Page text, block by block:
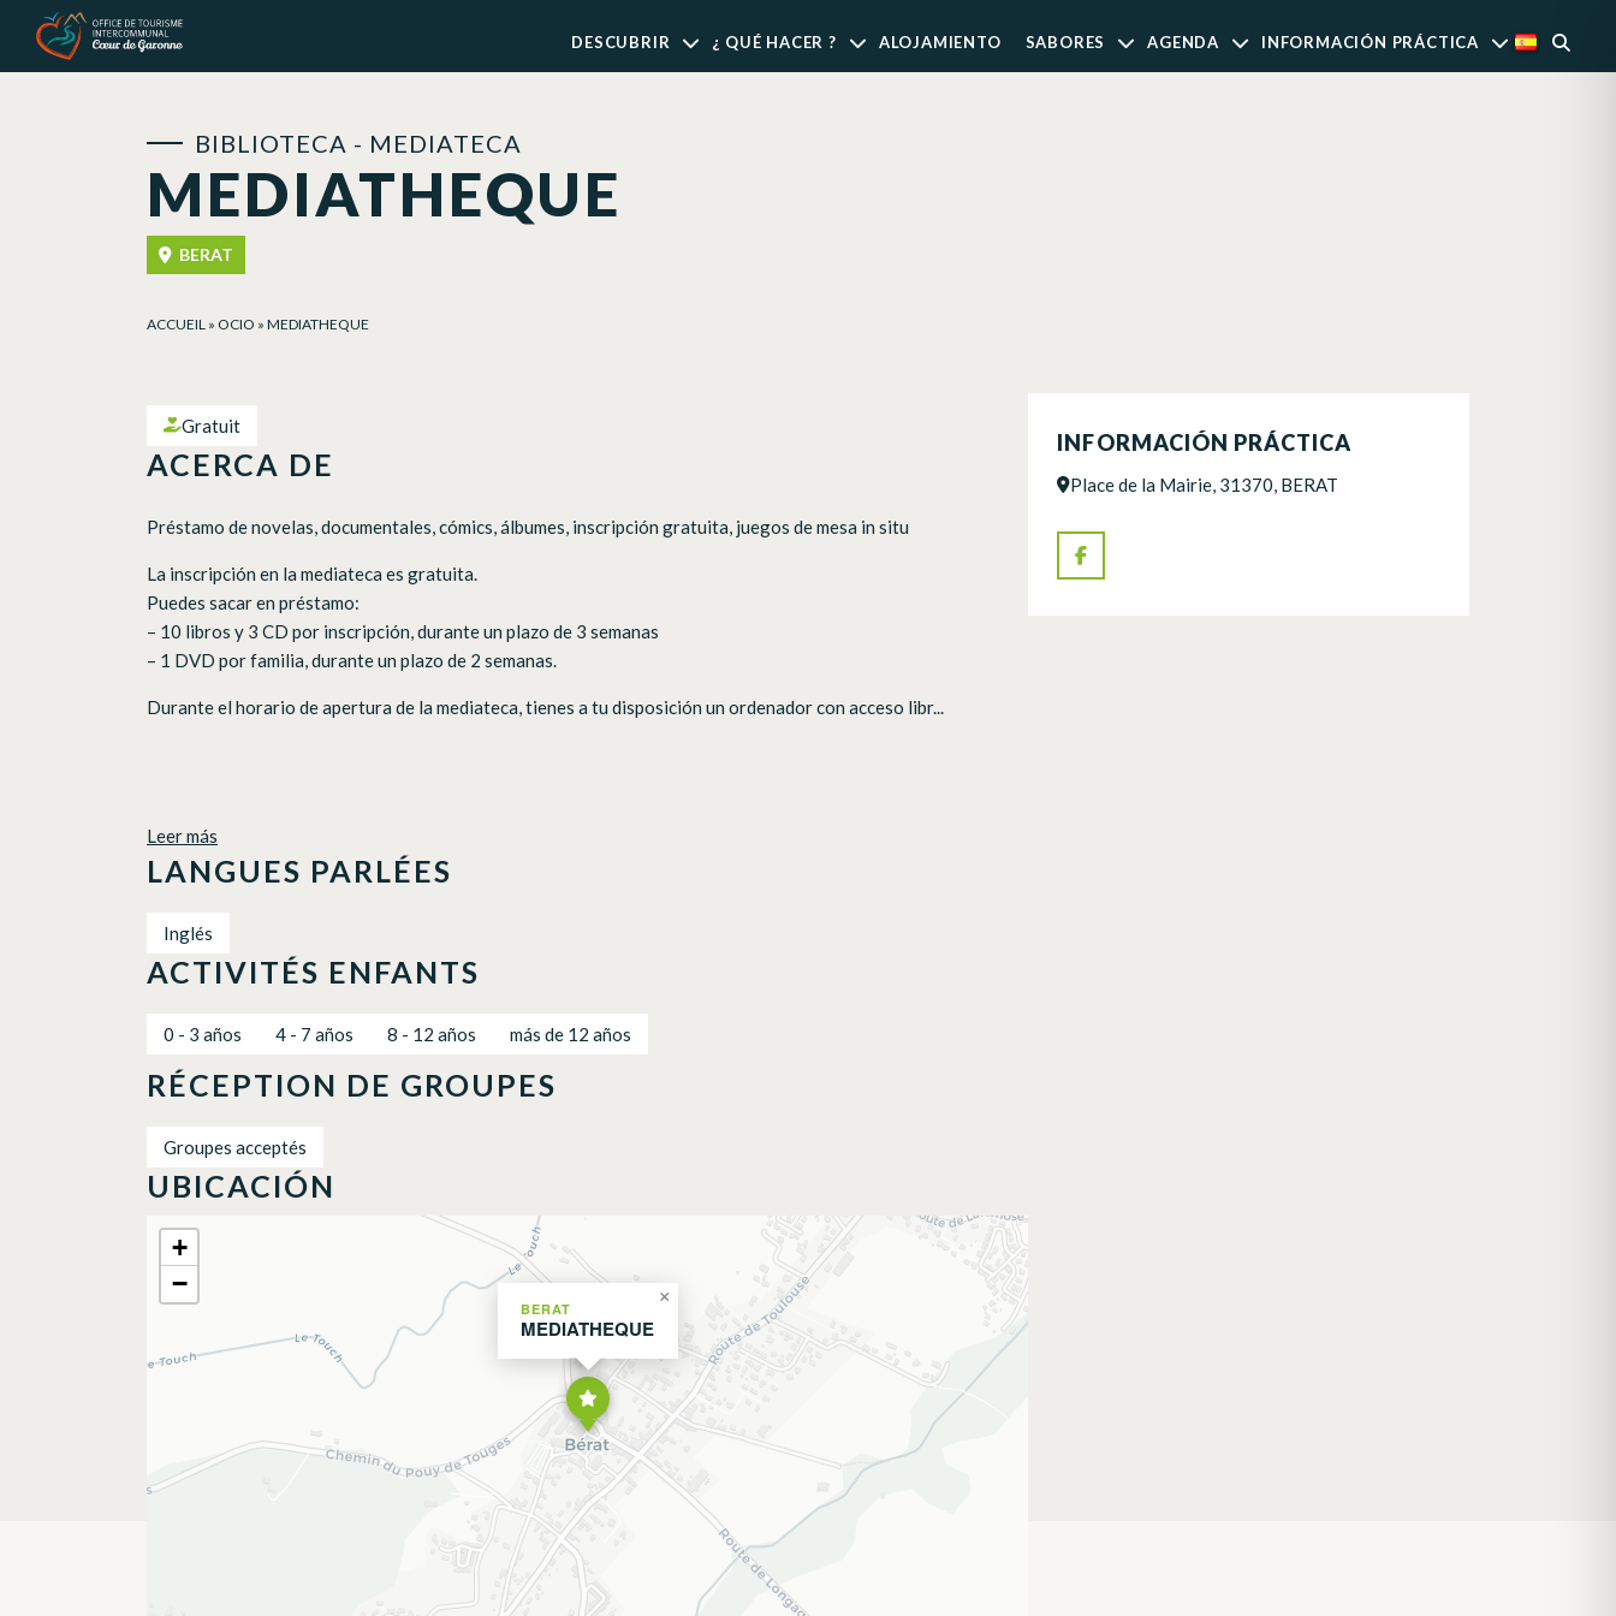
DESCUBRIR ¿ QUÉ HACER ? ALOJAMIENTO SABORES AGENDA INFORMACIÓN PRÁCTICA
MEDIATHEQUE
BIBLIOTECA - MEDIATECA
BERAT
ACCUEIL » OCIO » MEDIATHEQUE
Gratuit
ACERCA DE
Préstamo de novelas, documentales, cómics, álbumes, inscripción gratuita, juegos de mesa in situ
La inscripción en la mediateca es gratuita.
Puedes sacar en préstamo:
– 10 libros y 3 CD por inscripción, durante un plazo de 3 semanas
– 1 DVD por familia, durante un plazo de 2 semanas.
Durante el horario de apertura de la mediateca, tienes a tu disposición un ordenador con acceso libr...
Leer más
LANGUES PARLÉES
Inglés
ACTIVITÉS ENFANTS
0 - 3 años 4 - 7 años 8 - 12 años más de 12 años
RÉCEPTION DE GROUPES
Groupes acceptés
UBICACIÓN
BERAT
MEDIATHEQUE
×
+
−
INFORMACIÓN PRÁCTICA
Place de la Mairie, 31370, BERAT
Panel de gestión de cookies